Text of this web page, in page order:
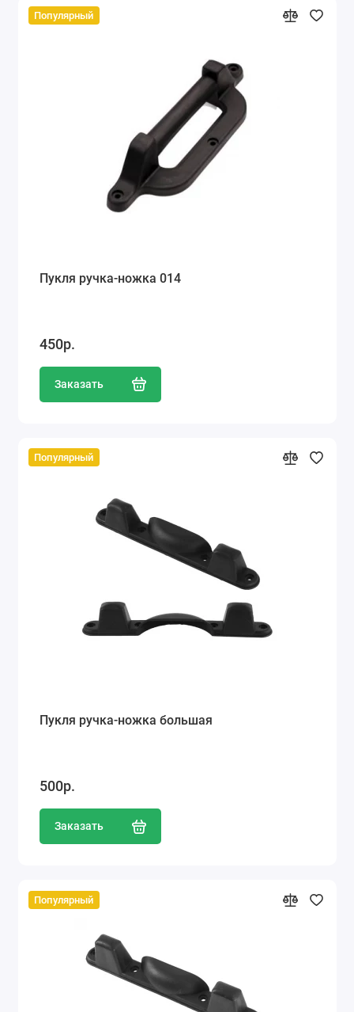
Популярный
Пукля ручка-ножка 014
450р.
Заказать
Популярный
Пукля ручка-ножка большая
500р.
Заказать
Популярный